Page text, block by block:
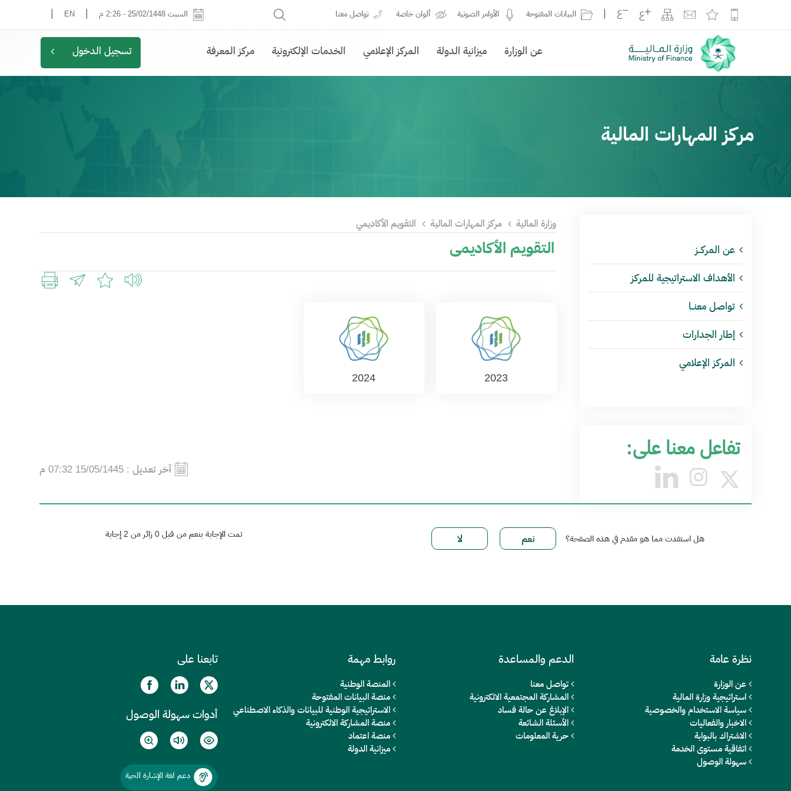
البيانات المفتوحة الأوامر الصوتية ألوان خاصة تواصل معنا EN السبت 25/02/1448 - 2:26 م
عن الوزارة ميزانية الدولة المركز الإعلامي الخدمات الإلكترونية مركز المعرفة تسجيل الدخول
مركز المهارات المالية
عن المركــز
الأهداف الاستراتيجية للمركز
تواصل معنــا
إطار الجدارات
المركز الإعلامي
تفاعل معنا على:
وزارة المالية مركز المهارات المالية التقويم الأكاديمي
التقويم الأكاديمي
2023
2024
آخر تعديل : 15/05/1445 07:32 م
هل استفدت مما هو مقدم في هذه الصفحة؟ تمت الإجابة بنعم من قبل 0 زائر من 2 إجابة
نظرة عامة
عن الوزارة
استراتيجية وزارة المالية
سياسة الاستخدام والخصوصية
الاخبار والفعاليات
الاشتراك بالبوابة
اتفاقية مستوى الخدمة
سهولة الوصول
الدعم والمساعدة
تواصل معنا
المشاركة المجتمعية الالكترونية
الإبلاغ عن حالة فساد
الأسئلة الشائعة
حرية المعلومات
روابط مهمة
المنصة الوطنية
منصة البيانات المفتوحة
الاستراتيجية الوطنية للبيانات والذكاء الاصطناعي
منصة المشاركة الالكترونية
منصة اعتماد
ميزانية الدولة
تابعنا على
أدوات سهولة الوصول
دعم لغة الإشارة الحية